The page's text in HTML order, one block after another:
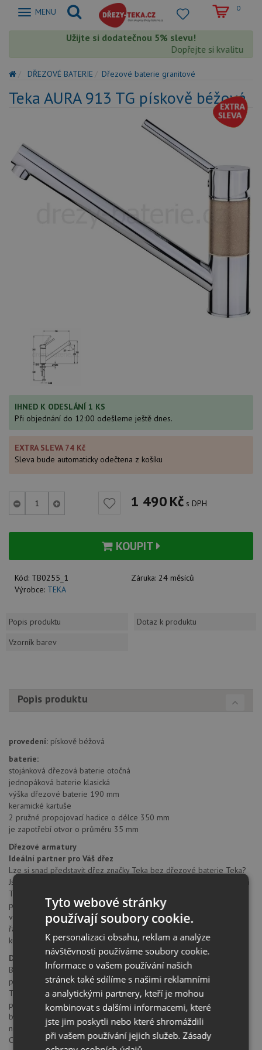
Zobrazit
MENU 0
Užijte si dodatečnou 5% slevu!
Dopřejte si kvalitu
DŘEZOVÉ BATERIE Dřezové baterie granitové
Teka AURA 913 TG pískově béžová
IHNED K ODESLÁNÍ 1 KS
Při objednání do 12:00 odešleme ještě dnes.
EXTRA SLEVA 74 Kč
Sleva bude automaticky odečtena z košíku
1 490Kč s DPH
KOUPIT
Kód: TB0255_1 Záruka: 24 měsíců
Výrobce: TEKA
Popis produktu
Dotaz k produktu
Vzorník barev
Popis produktu
provedení: pískově béžová
baterie:
stojánková dřezová baterie otočná
jednopáková baterie klasická
výška dřezové baterie 190 mm
keramické kartuše
2 pružné propojovací hadice o délce 350 mm
je zapotřebí otvor o průměru 35 mm
Dřezové armatury
Ideální partner pro Váš dřez
Lze si snad představit dřez značky Teka bez dřezové baterie Teka?
Jsou vyrobeny dle nejpřísnějších jakostních standardů divizí koupelen
Teka. Baterie Teka jsou stvořeny proto, aby se staly perfektním
partnerem pro Váš dřez. Moderní, exkluzivní, cenově
výhodné....Baterie Teka jsou navrženy tak, aby skvěle doplnily novou
řadu dřezů Teka vytvořily designově přitažlivou kreaci ve Vaší
kuchyni. Dva do páru.
Dřezové baterie
Baterie je nedílnou součástí dřezu a to nejen z estetického, ale i z
praktického hlediska.
Teka nabízí širokou škálu zejména tlakových baterií, ale také baterií
pro nízký tlak, vhodných zejména pro průtokové ohřívače., dále
baterie vhodné pro montáž pod okno. Dřezové baterie se vyrábí v
několika povrchových úpravách.
Chrom – lesklý, vysoce odolný povrch, snadný na údržbu, nerez a
Tyto webové stránky
používají soubory cookie.
K personalizaci obsahu, reklam a analýze
návštěvnosti používáme soubory cookie.
Informace o vašem používání našich
stránek také sdílíme s našimi reklamními
a analytickými partnery, kteří je mohou
kombinovat s dalšími informacemi, které
jste jim poskytli nebo které shromáždili
při vašem používání jejich služeb.Zásady